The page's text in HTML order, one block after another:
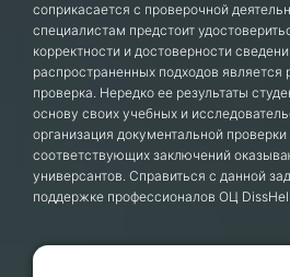
соприкасается с проверочной
специалистам предстоит
корректности и достоверности
распространенных подходов является
проверка. Нередко ее результаты
основу своих учебных и
организация документальной
соответствующих заключений
универсантов. Справиться с данной
поддержке профессионалов ОЦ